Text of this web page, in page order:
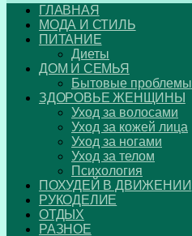
ГЛАВНАЯ
МОДА И СТИЛЬ
ПИТАНИЕ
Диеты
ДОМ И СЕМЬЯ
Бытовые проблемы
ЗДОРОВЬЕ ЖЕНЩИНЫ
Уход за волосами
Уход за кожей лица
Уход за ногами
Уход за телом
Психология
ПОХУДЕЙ В ДВИЖЕНИИ
РУКОДЕЛИЕ
ОТДЫХ
РАЗНОЕ